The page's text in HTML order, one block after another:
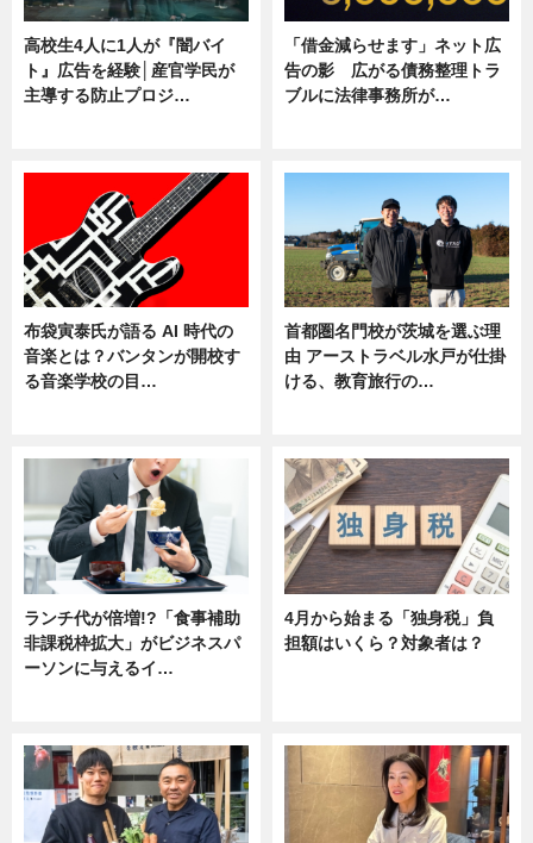
高校生4人に1人が『闇バイ
ト』広告を経験│産官学民が
主導する防止プロジ…
「借金減らせます」ネット広
告の影 広がる債務整理トラ
ブルに法律事務所が…
布袋寅泰氏が語る AI 時代の
音楽とは？バンタンが開校す
る音楽学校の目…
首都圏名門校が茨城を選ぶ理
由 アーストラベル水戸が仕掛
ける、教育旅行の…
ランチ代が倍増!?「食事補助
非課税枠拡大」がビジネスパ
ーソンに与えるイ…
4月から始まる「独身税」負
担額はいくら？対象者は？